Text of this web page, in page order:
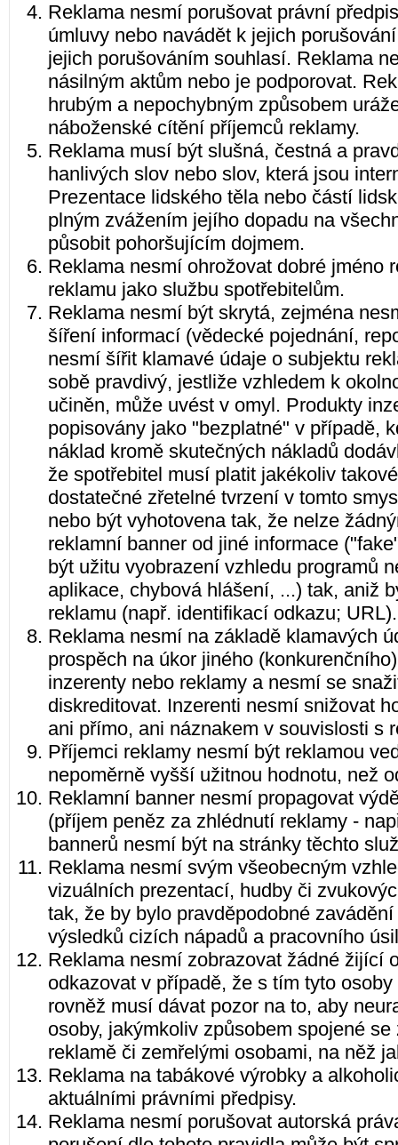
Reklama nesmí porušovat právní
úmluvy nebo navádět k jejich
jejich porušováním souhlasí. Reklama
násilným aktům nebo je podporovat.
hrubým a nepochybným způsobem
náboženské cítění příjemců reklamy.
Reklama musí být slušná, čestná a
hanlivých slov nebo slov, která jsou
Prezentace lidského těla nebo částí
plným zvážením jejího dopadu na
působit pohoršujícím dojmem.
Reklama nesmí ohrožovat dobré jméno
reklamu jako službu spotřebitelům.
Reklama nesmí být skrytá, zejména
šíření informací (vědecké pojednání,
nesmí šířit klamavé údaje o subjektu
sobě pravdivý, jestliže vzhledem k
učiněn, může uvést v omyl. Produkty
popisovány jako "bezplatné" v případě,
náklad kromě skutečných nákladů
že spotřebitel musí platit jakékoliv
dostatečné zřetelné tvrzení v tomto
nebo být vyhotovena tak, že nelze
reklamní banner od jiné informace
být užitu vyobrazení vzhledu programů
aplikace, chybová hlášení, ...) tak, aniž
reklamu (např. identifikací odkazu; URL).
Reklama nesmí na základě klamavých
prospěch na úkor jiného
inzerenty nebo reklamy a nesmí se
diskreditovat. Inzerenti nesmí snižovat
ani přímo, ani náznakem v souvislosti s
Příjemci reklamy nesmí být reklamou
nepoměrně vyšší užitnou hodnotu, než
Reklamní banner nesmí propagovat
(příjem peněz za zhlédnutí reklamy -
bannerů nesmí být na stránky těchto
Reklama nesmí svým všeobecným
vizuálních prezentací, hudby či
tak, že by bylo pravděpodobné
výsledků cizích nápadů a pracovního
Reklama nesmí zobrazovat žádné žijící
odkazovat v případě, že s tím tyto
rovněž musí dávat pozor na to, aby
osoby, jakýmkoliv způsobem spojené
reklamě či zemřelými osobami, na něž
Reklama na tabákové výrobky a
aktuálními právními předpisy.
Reklama nesmí porušovat autorská